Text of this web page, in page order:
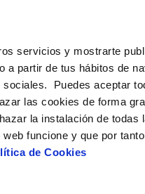
servicios y mostrarte
a partir de tus hábitos de
Puedes aceptar
las cookies de forma
la instalación de todas
funcione y que por
de Cookies
MODIFICACIÓN DE DATOS
Actualizar datos bancarios
Actualizar datos de
COMPROMISO DE SERVICIO
Carta de compromisos
Customer Counsel (Defensa del
CUIDADOS DEL AGUA
Consejos de ahorro
Depósitos comunitarios
Conócenos
PERFIL DEL CONTRATANTE
Plataforma de contratación del
del proveedor